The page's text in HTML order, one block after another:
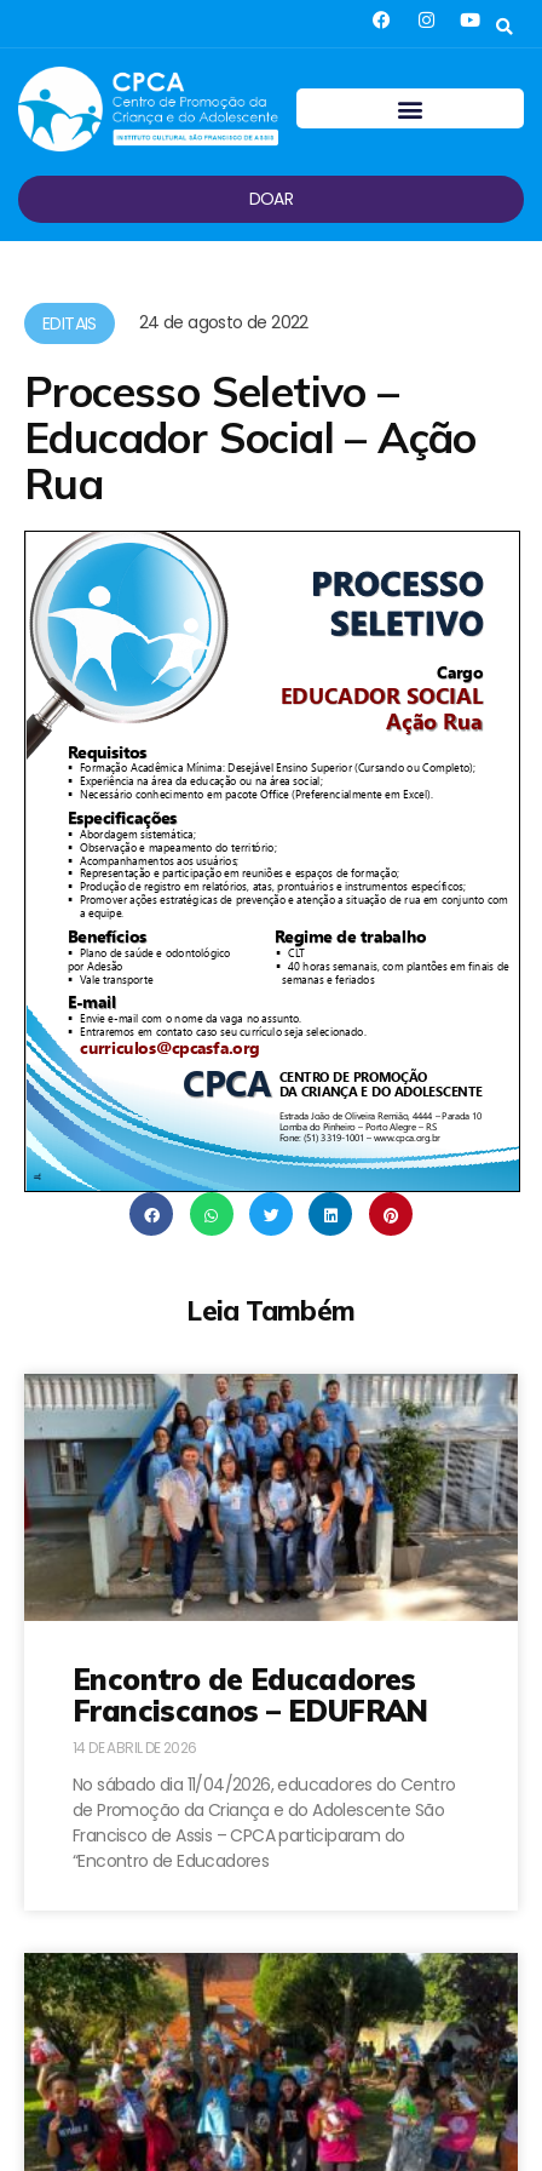
DOAR
EDITAIS 24 de agosto de 2022
Processo Seletivo –
Educador Social – Ação
Rua
Leia Também
Encontro de Educadores
Franciscanos – EDUFRAN
14 DE ABRIL DE 2026
No sábado dia 11/04/2026, educadores do Centro
de Promoção da Criança e do Adolescente São
Francisco de Assis – CPCA participaram do
“Encontro de Educadores